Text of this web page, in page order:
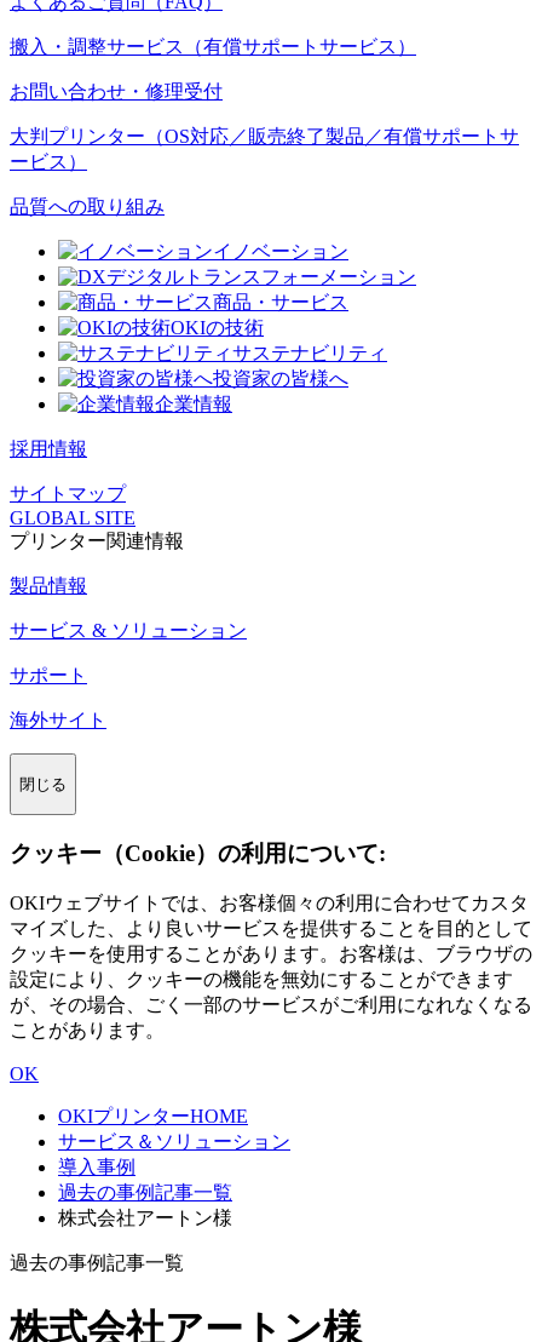
搬入・調整サービス（有償サポートサービス）
お問い合わせ・修理受付
大判プリンター（OS対応／販売終了製品／有償サポートサ
ービス）
品質への取り組み
イノベーション
デジタルトランスフォーメーション
商品・サービス
OKIの技術
サステナビリティ
投資家の皆様へ
企業情報
採用情報
サイトマップ
GLOBAL SITE
プリンター関連情報
製品情報
サービス & ソリューション
サポート
海外サイト
閉じる
クッキー（Cookie）の利用について:
OKIウェブサイトでは、お客様個々の利用に合わせてカスタ
マイズした、より良いサービスを提供することを目的として
クッキーを使用することがあります。お客様は、ブラウザの
設定により、クッキーの機能を無効にすることができます
が、その場合、ごく一部のサービスがご利用になれなくなる
ことがあります。
OK
OKIプリンターHOME
サービス＆ソリューション
導入事例
過去の事例記事一覧
株式会社アートン様
過去の事例記事一覧
株式会社アートン様